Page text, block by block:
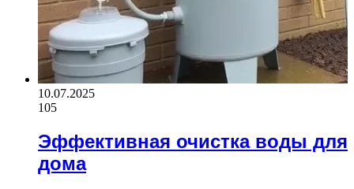
10.07.2025
105
Эффективная очистка воды для
дома